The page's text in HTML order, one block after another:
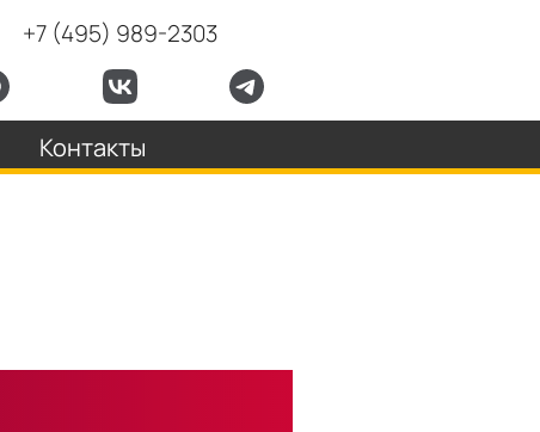
+7 (495) 989-2303
Контакты